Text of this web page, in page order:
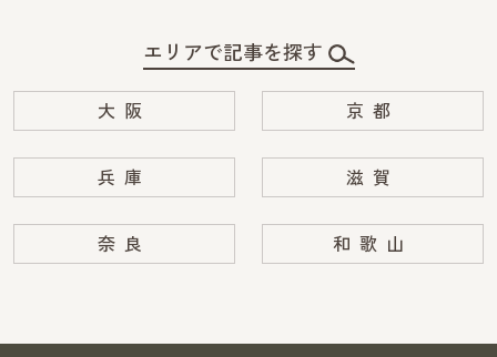
エリアで記事を探す
大阪 京都
兵庫 滋賀
奈良 和歌山